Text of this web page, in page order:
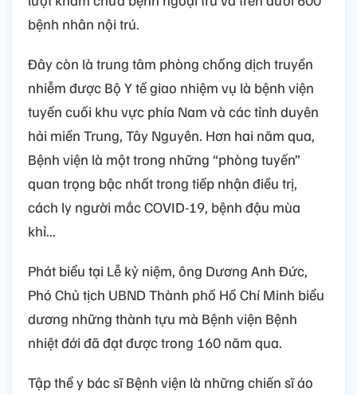
bệnh nhân nội trú.
Đây còn là trung tâm phòng chống dịch truyền
nhiễm được Bộ Y tế giao nhiệm vụ là bệnh viện
tuyến cuối khu vực phía Nam và các tỉnh duyên
hải miền Trung, Tây Nguyên. Hơn hai năm qua,
Bệnh viện là một trong những “phòng tuyến”
quan trọng bậc nhất trong tiếp nhận điều trị,
cách ly người mắc COVID-19, bệnh đậu mùa
khỉ...
Phát biểu tại Lễ kỷ niệm, ông Dương Anh Đức,
Phó Chủ tịch UBND Thành phố Hồ Chí Minh biểu
dương những thành tựu mà Bệnh viện Bệnh
nhiệt đới đã đạt được trong 160 năm qua.
Tập thể y bác sĩ Bệnh viện là những chiến sĩ áo